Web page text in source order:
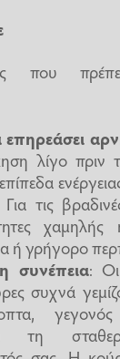
που
λίγο πριν
τις
χαμηλής
ή γρήγορο
συνέπεια: Οι
συχνά
τη